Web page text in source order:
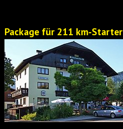
Package für 211 km-Starter